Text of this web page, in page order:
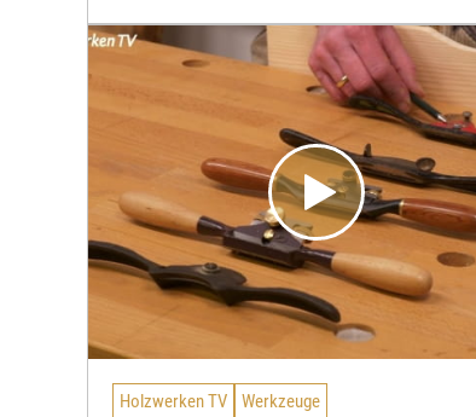
Holzwerken TV Werkzeuge